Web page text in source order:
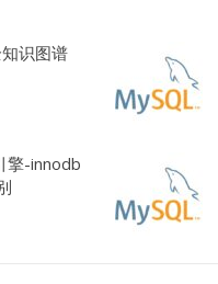
识图谱
擎-innodb